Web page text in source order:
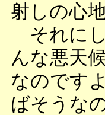
射しの心
それに
んな悪天
なのです
ばそうな